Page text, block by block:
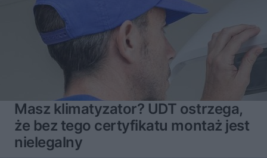
Masz klimatyzator? UDT ostrzega,
że bez tego certyfikatu montaż jest
nielegalny